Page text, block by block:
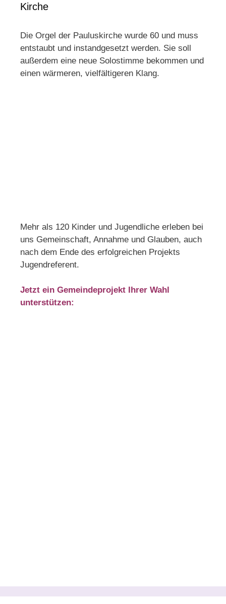
Kirche
Die Orgel der Pauluskirche wurde 60 und muss
entstaubt und instandgesetzt werden. Sie soll
außerdem eine neue Solostimme bekommen und
einen wärmeren, vielfältigeren Klang.
Mehr als 120 Kinder und Jugendliche erleben bei
uns Gemeinschaft, Annahme und Glauben, auch
nach dem Ende des erfolgreichen Projekts
Jugendreferent.
Jetzt ein Gemeindeprojekt Ihrer Wahl
unterstützen: